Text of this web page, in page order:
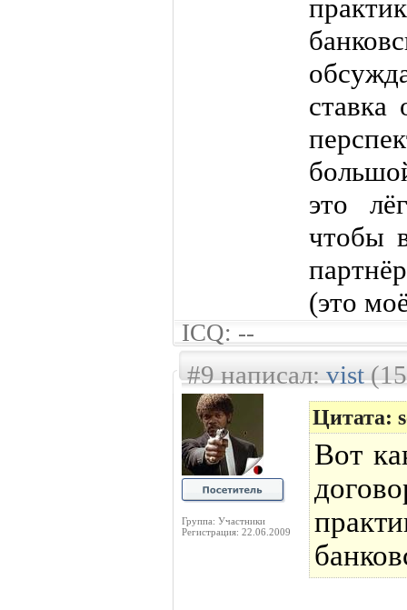
ставка
это
чтобы
(это
ICQ: --
#9 написал:vist(15
Группа: Участники
Регистрация: 22.06.2009
Цитата:
Вот